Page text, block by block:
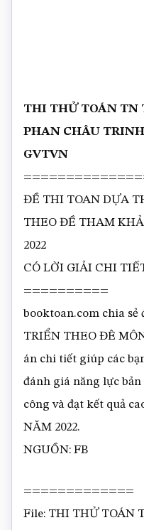
THI THỬ TOÁN TN
PHAN CHÂU
GVTVN
ĐỀ THI TOAN DỰA
THEO ĐỀ THAM
2022
CÓ LỜI GIẢI CHI
==========
booktoan.com chia sẻ
TRIỂN THEO ĐÊ
án chi tiết giúp các
đánh giá năng lực
công và đạt kết quả
NĂM 2022.
NGUỒN: FB
=============
File: THI THỬ TOÁN